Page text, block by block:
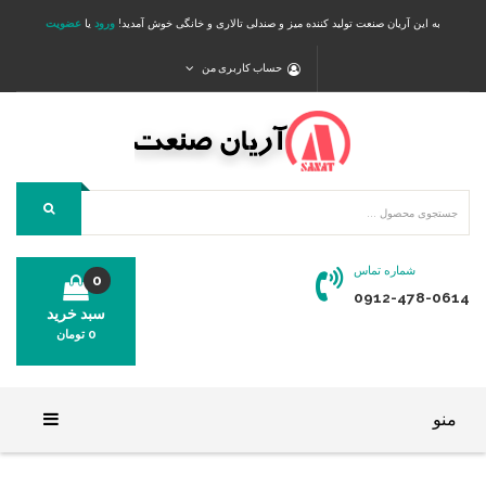
به این آریان صنعت تولید کننده میز و صندلی تالاری و خانگی خوش آمدید! ورود یا عضویت
حساب کاربری من
شماره تماس
0912-478-0614
سبد خرید
0
0 تومان
منو